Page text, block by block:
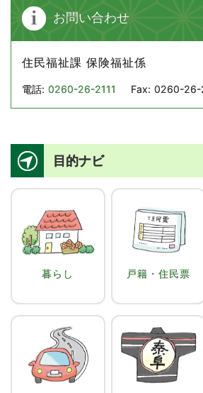
お問い合わせ
住民福祉課 保険福祉係
電話: 0260-26-2111 Fax: 0260-26-
目的ナビ
暮らし 戸籍・住民票